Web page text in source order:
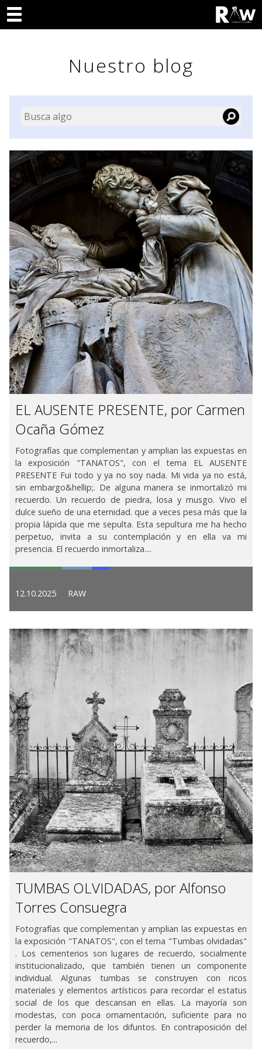
Nuestro blog
EL AUSENTE PRESENTE, por Carmen
Ocaña Gómez
Fotografías que complementan y amplian las expuestas en
la exposición "TANATOS", con el tema EL AUSENTE
PRESENTE Fui todo y ya no soy nada. Mi vida ya no está,
sin embargo&hellip;. De alguna manera se inmortalizó mi
recuerdo. Un recuerdo de piedra, losa y musgo. Vivo el
dulce sueño de una eternidad. que a veces pesa más que la
propia lápida que me sepulta. Esta sepultura me ha hecho
perpetuo, invita a su contemplación y en ella va mi
presencia. El recuerdo inmortaliza....
12.10.2025 RAW
TUMBAS OLVIDADAS, por Alfonso
Torres Consuegra
Fotografías que complementan y amplian las expuestas en
la exposición "TANATOS", con el tema "Tumbas olvidadas"
. Los cementerios son lugares de recuerdo, socialmente
institucionalizado, que también tienen un componente
individual. Algunas tumbas se construyen con ricos
materiales y elementos artísticos para recordar el estatus
social de los que descansan en ellas. La mayoría son
modestas, con poca ornamentación, suficiente para no
perder la memoria de los difuntos. En contraposición del
recuerdo,...